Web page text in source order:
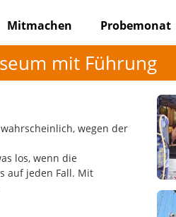
Mitmachen Probemonat
mit Führung
wegen der
los, wenn die
auf jeden Fall. Mit